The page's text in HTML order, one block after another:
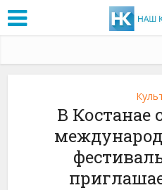
В Костанае